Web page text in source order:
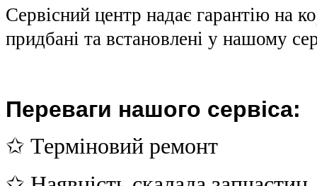
Сервісний центр надає гарантію на
придбані та встановлені у нашому
Переваги нашого сервіса:
✩ Терміновий ремонт